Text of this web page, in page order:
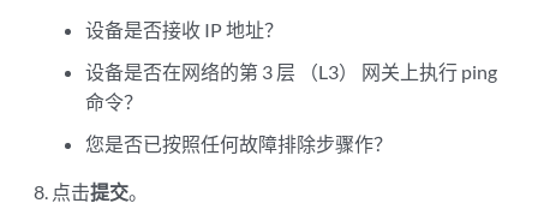
设备是否接收 IP 地址？
设备是否在网络的第 3 层 （L3） 网关上执行 ping
命令？
您是否已按照任何故障排除步骤作？
点击提交。